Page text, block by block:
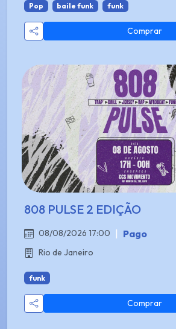
Pop baile funk funk
Comprar
808 PULSE 2 EDIÇÃO
08/08/2026 17:00 | Pago
Rio de Janeiro
funk
Comprar